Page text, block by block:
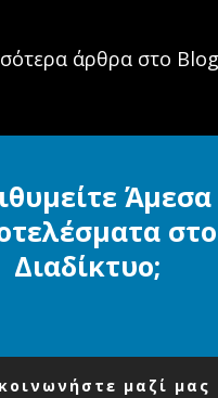
domain
άρθρα στο
Άμεσα
στο
Διαδίκτυο;
μαζί μας